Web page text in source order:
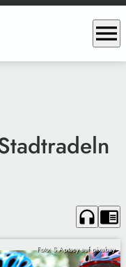
menu
headphones chrome_reader_mode
Foto: S.Aptacy auf pixabay